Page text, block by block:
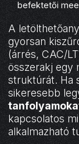
befektetői
A
gyorsan
(árrés, CAC/
összerakj egy
struktúrát. Ha
sikeresebb
kapcsolatos
alkalmazható